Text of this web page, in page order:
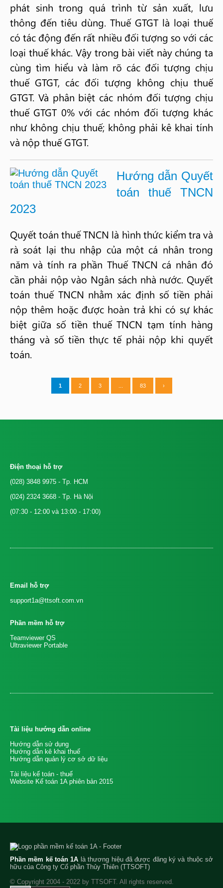
phát sinh trong quá trình từ sản xuất, lưu
thông đến tiêu dùng. Thuế GTGT là loại thuế
có tác động đến rất nhiều đối tượng so với các
loại thuế khác. Vậy trong bài viết này chúng ta
cùng tìm hiểu và làm rõ các đối tượng chịu
thuế GTGT, các đối tượng không chịu thuế
GTGT. Và phân biệt các nhóm đối tượng chịu
thuế GTGT 0% với các nhóm đối tượng khác
như không chịu thuế; không phải kê khai tính
và nộp thuế GTGT.
Hướng dẫn Quyết
toán thuế TNCN
2023
Quyết toán thuế TNCN là hình thức kiểm tra và
rà soát lại thu nhập của một cá nhân trong
năm và tính ra phần Thuế TNCN cá nhân đó
cần phải nộp vào Ngân sách nhà nước. Quyết
toán thuế TNCN nhằm xác định số tiền phải
nộp thêm hoặc được hoàn trả khi có sự khác
biệt giữa số tiền thuế TNCN tạm tính hàng
tháng và số tiền thực tế phải nộp khi quyết
toán.
1 2 3 83 ›
Điện thoại hỗ trợ
(028) 3848 9975 - Tp. HCM
(024) 2324 3668 - Tp. Hà Nội
(07:30 - 12:00 và 13:00 - 17:00)
Email hỗ trợ
support1a@ttsoft.com.vn
Phần mềm hỗ trợ
Teamviewer QS
Ultraviewer Portable
Tài liệu hướng dẫn online
Hướng dẫn sử dụng
Hướng dẫn kê khai thuế
Hướng dẫn quản lý cơ sở dữ liệu
Tài liệu kế toán - thuế
Website Kế toán 1A phiên bản 2015
Phần mềm kế toán 1A là thương hiệu đã được đăng ký và thuộc sở
hữu của Công ty Cổ phần Thủy Thiên (TTSOFT)
© Copyright 2004 - 2022 by TTSOFT. All rights reserved.